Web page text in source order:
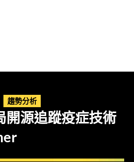
趨勢分析
開源追蹤疫症技術